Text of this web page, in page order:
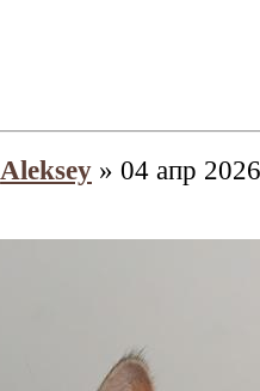
Aleksey » 04 апр